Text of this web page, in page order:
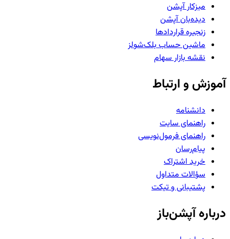
میزکار آپشن
دیده‌بان آپشن
زنجیره قراردادها
ماشین حساب بلک‌شولز
نقشه بازار سهام
آموزش و ارتباط
دانشنامه
راهنمای سایت
راهنمای فرمول‌نویسی
پیام‌رسان
خرید اشتراک
سؤالات متداول
پشتیبانی و تیکت
درباره آپشن‌باز